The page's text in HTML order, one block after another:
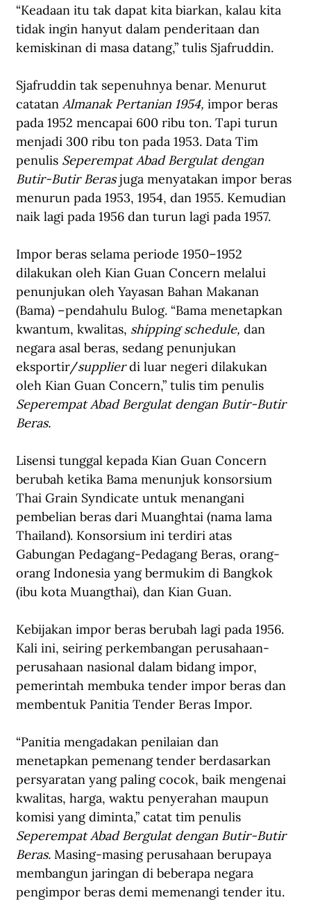
“Keadaan itu tak dapat kita biarkan, kalau kita
tidak ingin hanyut dalam penderitaan dan
kemiskinan di masa datang,” tulis Sjafruddin.
Sjafruddin tak sepenuhnya benar. Menurut
catatan Almanak Pertanian 1954, impor beras
pada 1952 mencapai 600 ribu ton. Tapi turun
menjadi 300 ribu ton pada 1953. Data Tim
penulis Seperempat Abad Bergulat dengan
Butir-Butir Beras juga menyatakan impor beras
menurun pada 1953, 1954, dan 1955. Kemudian
naik lagi pada 1956 dan turun lagi pada 1957.
Impor beras selama periode 1950–1952
dilakukan oleh Kian Guan Concern melalui
penunjukan oleh Yayasan Bahan Makanan
(Bama) –pendahulu Bulog. “Bama menetapkan
kwantum, kwalitas, shipping schedule, dan
negara asal beras, sedang penunjukan
eksportir/supplier di luar negeri dilakukan
oleh Kian Guan Concern,” tulis tim penulis
Seperempat Abad Bergulat dengan Butir-Butir
Beras.
Lisensi tunggal kepada Kian Guan Concern
berubah ketika Bama menunjuk konsorsium
Thai Grain Syndicate untuk menangani
pembelian beras dari Muanghtai (nama lama
Thailand). Konsorsium ini terdiri atas
Gabungan Pedagang-Pedagang Beras, orang-
orang Indonesia yang bermukim di Bangkok
(ibu kota Muangthai), dan Kian Guan.
Kebijakan impor beras berubah lagi pada 1956.
Kali ini, seiring perkembangan perusahaan-
perusahaan nasional dalam bidang impor,
pemerintah membuka tender impor beras dan
membentuk Panitia Tender Beras Impor.
“Panitia mengadakan penilaian dan
menetapkan pemenang tender berdasarkan
persyaratan yang paling cocok, baik mengenai
kwalitas, harga, waktu penyerahan maupun
komisi yang diminta,” catat tim penulis
Seperempat Abad Bergulat dengan Butir-Butir
Beras. Masing-masing perusahaan berupaya
membangun jaringan di beberapa negara
pengimpor beras demi memenangi tender itu.